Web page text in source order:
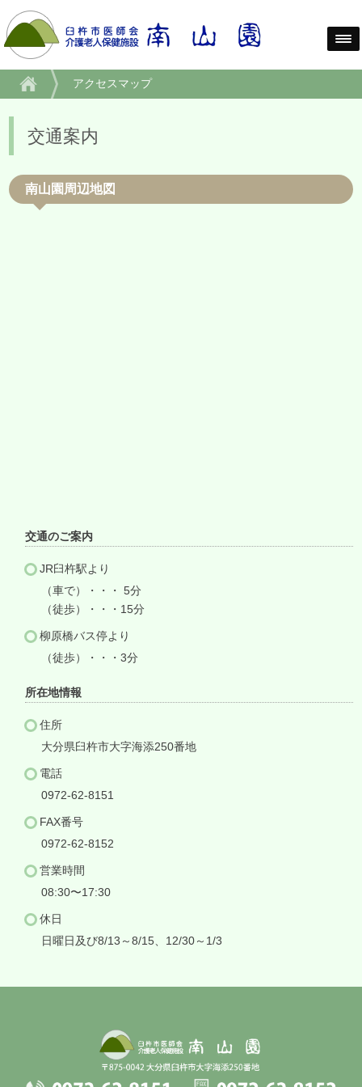
アクセスマップ
交通案内
南山園周辺地図
交通のご案内
JR臼杵駅より
（車で）・・・ 5分
（徒歩）・・・15分
柳原橋バス停より
（徒歩）・・・3分
所在地情報
住所
大分県臼杵市大字海添250番地
電話
0972-62-8151
FAX番号
0972-62-8152
営業時間
08:30〜17:30
休日
日曜日及び8/13～8/15、12/30～1/3